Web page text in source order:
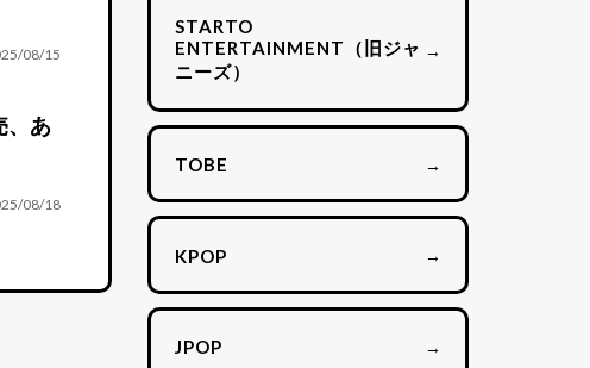
08/15
、あ
08/18
STARTO
ENTERTAINMENT（旧ジャ
ニーズ）
→
TOBE →
KPOP →
JPOP →